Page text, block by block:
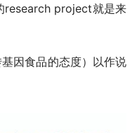
research project就是来
因食品的态度）以作说